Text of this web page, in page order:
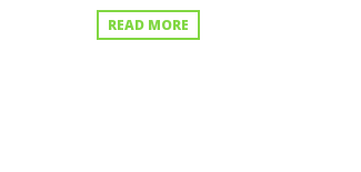
READ MORE